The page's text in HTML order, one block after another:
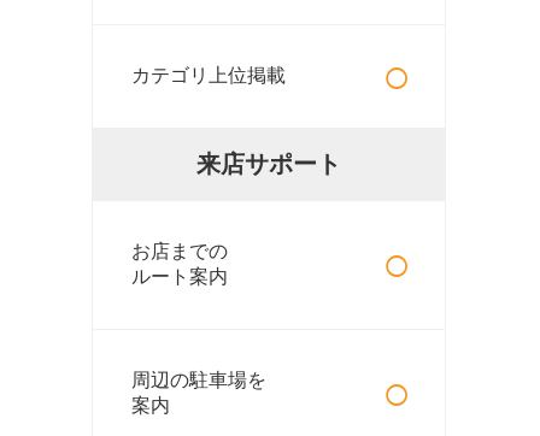
カテゴリ上位掲載 ○
来店サポート
お店までの
ルート案内
○
周辺の駐車場を
案内
○